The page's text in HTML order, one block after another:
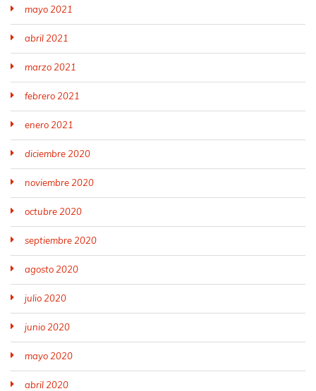
mayo 2021
abril 2021
marzo 2021
febrero 2021
enero 2021
diciembre 2020
noviembre 2020
octubre 2020
septiembre 2020
agosto 2020
julio 2020
junio 2020
mayo 2020
abril 2020